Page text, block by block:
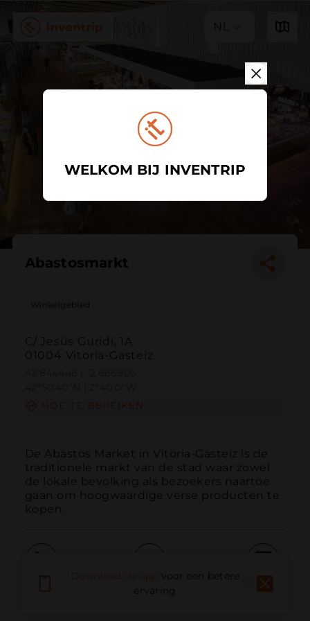
NL
Abastosmarkt
Winkelgebied
C/ Jesús Guridi, 1A
01004 Vitoria-Gasteiz
De Abastos Market in Vitoria-Gasteiz is de
traditionele markt van de stad waar zowel
de lokale bevolking als bezoekers naartoe
gaan om hoogwaardige verse producten te
kopen.
E-mail
voor een betere
ervaring
WELKOM BIJ INVENTRIP